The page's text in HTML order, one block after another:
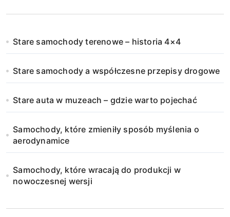
Stare samochody terenowe – historia 4×4
Stare samochody a współczesne przepisy drogowe
Stare auta w muzeach – gdzie warto pojechać
Samochody, które zmieniły sposób myślenia o
aerodynamice
Samochody, które wracają do produkcji w
nowoczesnej wersji